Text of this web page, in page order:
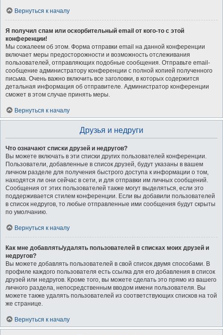
Вернуться к началу
Я получил спам или оскорбительный email от кого-то с этой
конференции!
Мы сожалеем об этом. Форма отправки email на данной конференции
включает меры предосторожности и возможность отслеживания
пользователей, отправляющих подобные сообщения. Отправьте email-
сообщение администратору конференции с полной копией полученного
письма. Очень важно включить все заголовки, в которых содержится
детальная информация об отправителе. Администратор конференции
сможет в этом случае принять меры.
Вернуться к началу
Друзья и недруги
Что означают списки друзей и недругов?
Вы можете включать в эти списки других пользователей конференции.
Пользователи, добавленные в список друзей, будут указаны в вашем
личном разделе для получения быстрого доступа к информации о том,
находятся ли они сейчас в сети, и для отправки им личных сообщений.
Сообщения от этих пользователей также могут выделяться, если это
поддерживается стилем конференции. Если вы добавили пользователей
в список недругов, то любые отправленные ими сообщения будут скрыты
по умолчанию.
Вернуться к началу
Как мне добавлять/удалять пользователей в списках моих друзей и
недругов?
Вы можете добавлять пользователей в свой список двумя способами. В
профиле каждого пользователя есть ссылка для его добавления в список
друзей или недругов. Кроме того, вы можете сделать это прямо из вашего
личного раздела, непосредственным вводом имени пользователя. Вы
можете также удалять пользователей из соответствующих списков на той
же странице.
Вернуться к началу